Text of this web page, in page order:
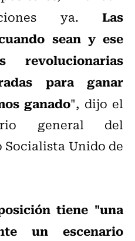
ya. Las
sean y ese
para ganar
ganado", dijo el
general del
Unido de
tiene "una
un escenario